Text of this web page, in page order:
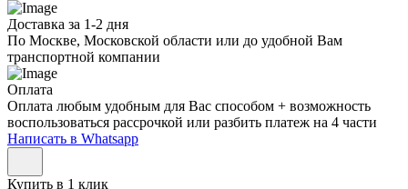
Доставка за 1-2 дня
По Москве, Московской области или до удобной Вам
транспортной компании
Оплата
Оплата любым удобным для Вас способом + возможность
воспользоваться рассрочкой или разбить платеж на 4 части
Написать в Whatsapp
Купить в 1 клик